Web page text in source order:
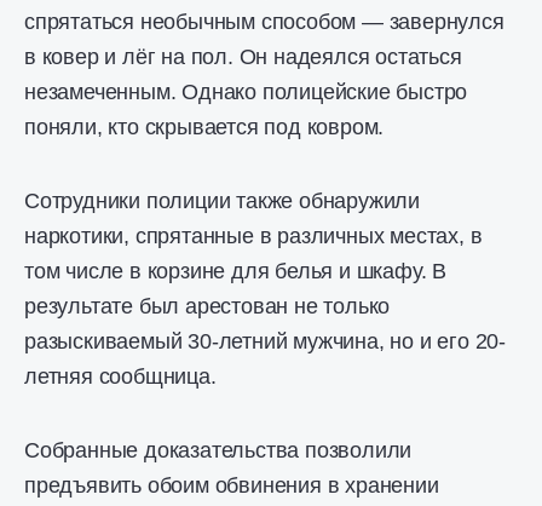
спрятаться необычным способом — завернулся
в ковер и лёг на пол. Он надеялся остаться
незамеченным. Однако полицейские быстро
поняли, кто скрывается под ковром.
Сотрудники полиции также обнаружили
наркотики, спрятанные в различных местах, в
том числе в корзине для белья и шкафу. В
результате был арестован не только
разыскиваемый 30-летний мужчина, но и его 20-
летняя сообщница.
Собранные доказательства позволили
предъявить обоим обвинения в хранении